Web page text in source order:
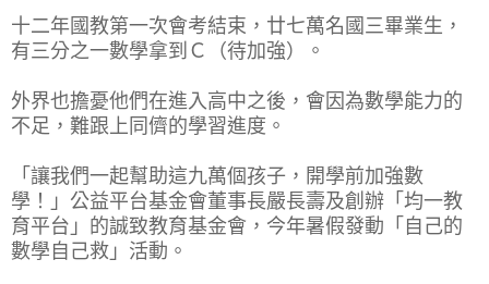
十二年國教第一次會考結束，廿七萬名國三畢業生，
有三分之一數學拿到Ｃ（待加強）。
外界也擔憂他們在進入高中之後，會因為數學能力的
不足，難跟上同儕的學習進度。
「讓我們一起幫助這九萬個孩子，開學前加強數
學！」公益平台基金會董事長嚴長壽及創辦「均一教
育平台」的誠致教育基金會，今年暑假發動「自己的
數學自己救」活動。